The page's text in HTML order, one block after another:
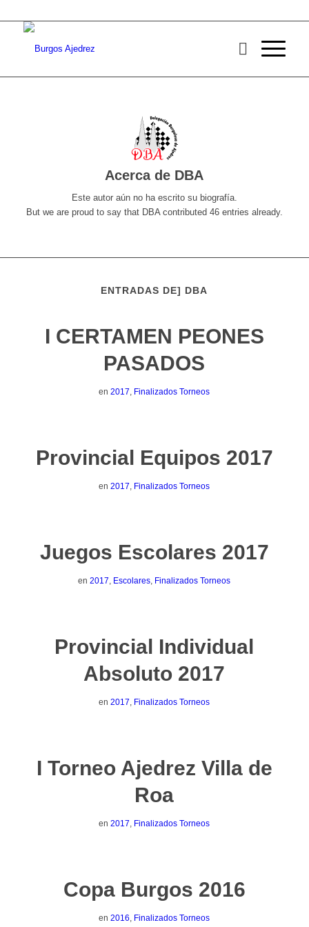
Acerca de DBA
Este autor aún no ha escrito su biografía.
But we are proud to say that DBAcontributed 46 entries already.
ENTRADAS DE] DBA
I CERTAMEN PEONES
PASADOS
en2017, Finalizados Torneos
Provincial Equipos 2017
en2017, Finalizados Torneos
Juegos Escolares 2017
en2017, Escolares, Finalizados Torneos
Provincial Individual
Absoluto 2017
en2017, Finalizados Torneos
I Torneo Ajedrez Villa de
Roa
en2017, Finalizados Torneos
Copa Burgos 2016
en2016, Finalizados Torneos